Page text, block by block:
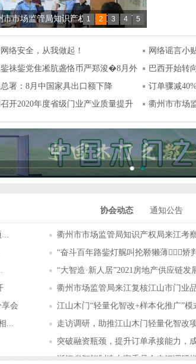
市市场监管局知识产权局来江考察门业
指导服务站建设工作
对外贸易预警点组织企业亮相2021
”里有“援”法律服务月活动暨外贸企业
政策培训会
百年路 启航新征程”——江山门协庆祝
召开
造·新人居”2021房地产供应链发展趋势
在江山成功举办
1 2 3 4 5
络安全，从我做起！
网络谣言小
祙鈭党隹凇肮盏恪币严郑浚�8月外
巴西开始转
署：8月中国家具出口额下降
！
订单骤减
年”！
召开2020年度省级门业产业质量提升
衢州市市场
协会动态 通知公告
衢州市市场监管局知识产权局来江考
“奋斗百年路鈭灯艉叫抡鞒獭薄矫
“大智造·新人居”2021房地产供应链发
衢州市场监管局来江复核江山市门业
会
江山木门“轻量化智改+样本化推广”模
...
走访调研，助推江山木门轻量化智改
突破融资瓶颈，提升订单承接能力，
浙江省智能制造专家委员会来江调研